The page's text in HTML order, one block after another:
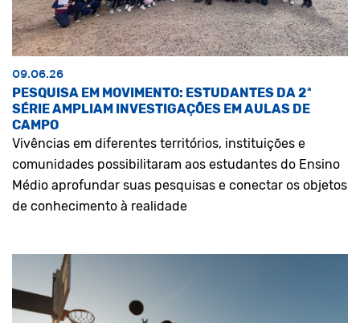
09.06.26
PESQUISA EM MOVIMENTO: ESTUDANTES DA 2ª
SÉRIE AMPLIAM INVESTIGAÇÕES EM AULAS DE
CAMPO
Vivências em diferentes territórios, instituições e
comunidades possibilitaram aos estudantes do Ensino
Médio aprofundar suas pesquisas e conectar os objetos
de conhecimento à realidade